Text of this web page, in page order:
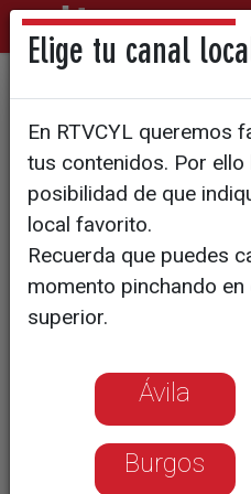
Temporada
las floristerías
Elige tu canal
En RTVCYL queremos
tus contenidos. Por
posibilidad de que
local favorito.
Recuerda que puedes
momento pinchando en
superior.
Ávila
Burgos